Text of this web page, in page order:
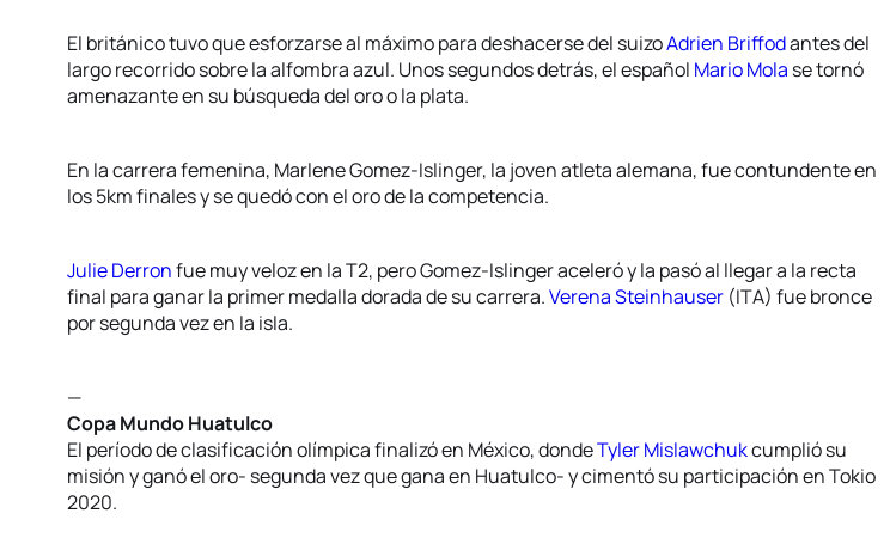
El británico tuvo que esforzarse al máximo para deshacerse del suizoAdrien Briffodantes del
largo recorrido sobre la alfombra azul. Unos segundos detrás, el español Mario Mola se tornó
amenazante en su búsqueda del oro o la plata.
En la carrera femenina, Marlene Gomez-Islinger, la joven atleta alemana, fue contundente en
los 5km finales y se quedó con el oro de la competencia.
Julie Derronfue muy veloz en la T2, pero Gomez-Islinger aceleró y la pasó al llegar a la recta
final para ganar la primer medalla dorada de su carrera.Verena Steinhauser (ITA) fue bronce
por segunda vez en la isla.
—
Copa Mundo Huatulco
El período de clasificación olímpica finalizó en México, dondeTyler Mislawchukcumplió su
misión y ganó el oro- segunda vez que gana en Huatulco- y cimentó su participación en Tokio
2020.